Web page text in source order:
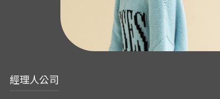
經理人公司